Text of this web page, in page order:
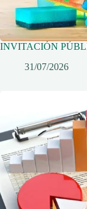
INVITACIÓN
31/07/2026